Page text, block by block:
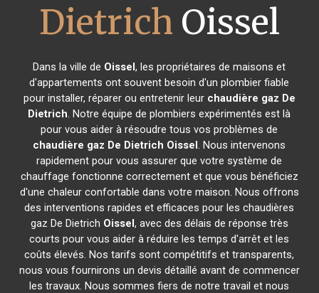
Dietrich Oissel
Dans la ville de Oissel, les propriétaires de maisons et
d'appartements ont souvent besoin d'un plombier fiable
pour installer, réparer ou entretenir leur chaudière gaz De
Dietrich. Notre équipe de plombiers expérimentés est là
pour vous aider à résoudre tous vos problèmes de
chaudière gaz De Dietrich Oissel. Nous intervenons
rapidement pour vous assurer que votre système de
chauffage fonctionne correctement et que vous bénéficiez
d'une chaleur confortable dans votre maison. Nous offrons
des interventions rapides et efficaces pour les chaudières
gaz De Dietrich Oissel, avec des délais de réponse très
courts pour vous aider à réduire les temps d'arrêt et les
coûts élevés. Nos tarifs sont compétitifs et transparents,
nous vous fournirons un devis détaillé avant de commencer
les travaux. Nous sommes fiers de notre travail et nous